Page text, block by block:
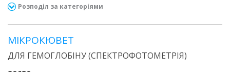
Розподіл за категоріями
МІКРОКЮВЕТ
ДЛЯ ГЕМОГЛОБІНУ (СПЕКТРОФОТОМЕТРІЯ)